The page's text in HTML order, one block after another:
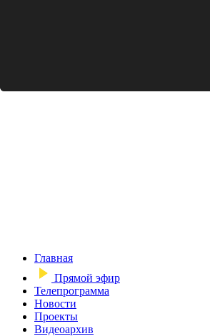
Главная
Прямой эфир
Телепрограмма
Новости
Проекты
Видеоархив